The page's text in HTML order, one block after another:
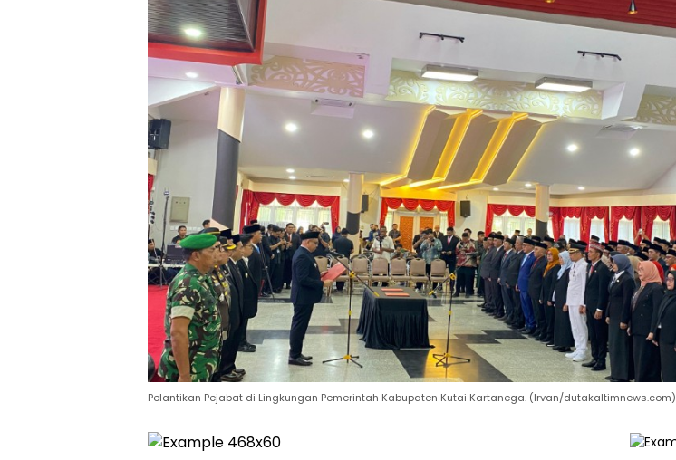
Pelantikan Pejabat di Lingkungan Pemerintah Kabupaten Kutai Kartanega. (Irvan/dutakaltimnews.com)